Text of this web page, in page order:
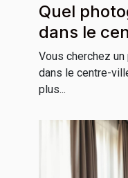
Quel
dans le
Grenoble ?
Vous cherchez
dans le centre-
plus...